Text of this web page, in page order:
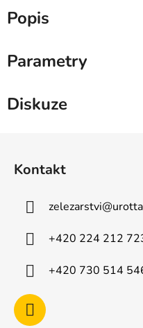
Popis
Parametry
Diskuze
Kontakt
zelezarstvi@
+420 224 212
+420 730 514